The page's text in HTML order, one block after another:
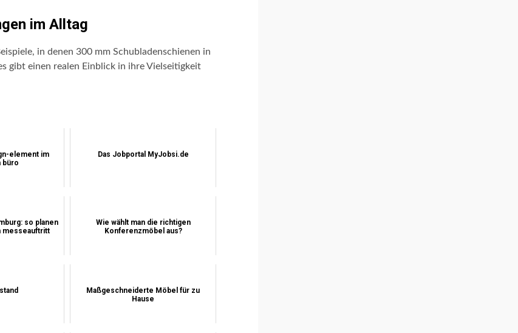
im Alltag
in denen 300 mm Schubladenschienen in
gibt einen realen Einblick in ihre Vielseitigkeit
element im
büro
Das Jobportal MyJobsi.de
so planen
messeauftritt
Wie wählt man die richtigen
Konferenzmöbel aus?
Maßgeschneiderte Möbel für zu
Hause